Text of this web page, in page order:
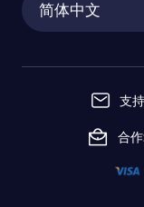
简体中文
支
合